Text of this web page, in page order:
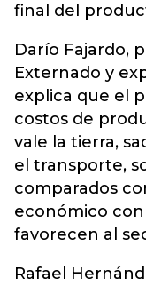
final del
Darío Fajardo,
Externado y
explica que el
costos de
vale la tierra,
el transporte,
comparados
económico
favorecen al
Rafael